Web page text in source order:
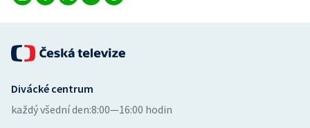
Divácké centrum
každý všední den:8:00—16:00 hodin